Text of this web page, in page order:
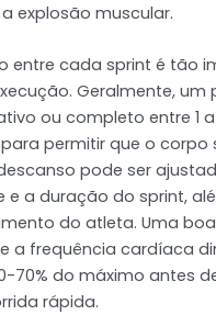
explosão muscular.
entre cada sprint é tão
Geralmente, um
ou completo entre 1
permitir que o corpo
pode ser
e a duração do sprint,
do atleta. Uma
a frequência cardíaca
70% do máximo antes
rápida.